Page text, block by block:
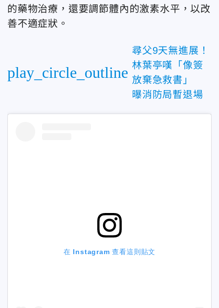
的藥物治療，還要調節體內的激素水平，以改
善不適症狀。
play_circle_outline
尋父9天無進展！
林葉亭嘆「像簽
放棄急救書」
曝消防局暫退場
在 Instagram 查看這則貼文